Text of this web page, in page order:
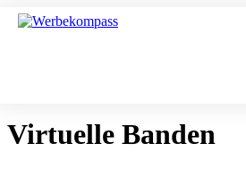
Virtuelle Banden